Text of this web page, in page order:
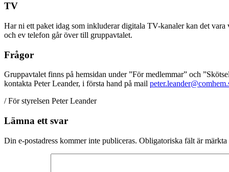
TV
Har ni ett paket idag som inkluderar digitala TV-kanaler kan det
och ev telefon går över till gruppavtalet.
Frågor
Gruppavtalet finns på hemsidan under ”För medlemmar” och
kontakta Peter Leander, i första hand på mail
/ För styrelsen Peter Leander
Lämna ett svar
Din e-postadress kommer inte publiceras. Obligatoriska fält är märkta